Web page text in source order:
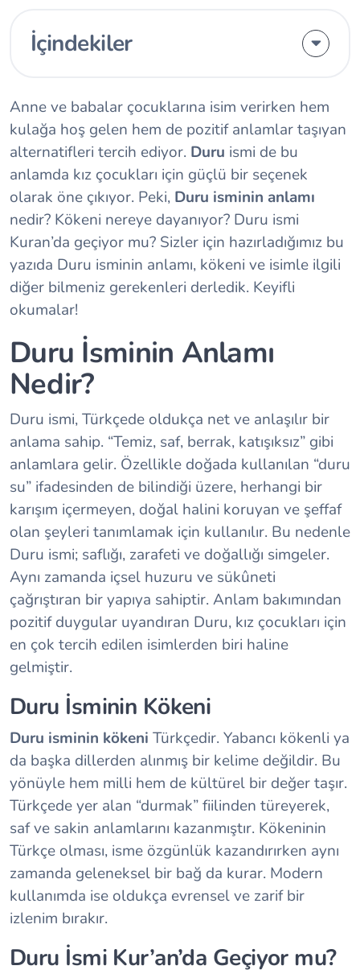
İçindekiler
Anne ve babalar çocuklarına isim verirken hem
kulağa hoş gelen hem de pozitif anlamlar taşıyan
alternatifleri tercih ediyor. Duru ismi de bu
anlamda kız çocukları için güçlü bir seçenek
olarak öne çıkıyor. Peki, Duru isminin anlamı
nedir? Kökeni nereye dayanıyor? Duru ismi
Kuran’da geçiyor mu? Sizler için hazırladığımız bu
yazıda Duru isminin anlamı, kökeni ve isimle ilgili
diğer bilmeniz gerekenleri derledik. Keyifli
okumalar!
Duru İsminin Anlamı
Nedir?
Duru ismi, Türkçede oldukça net ve anlaşılır bir
anlama sahip. “Temiz, saf, berrak, katışıksız” gibi
anlamlara gelir. Özellikle doğada kullanılan “duru
su” ifadesinden de bilindiği üzere, herhangi bir
karışım içermeyen, doğal halini koruyan ve şeffaf
olan şeyleri tanımlamak için kullanılır. Bu nedenle
Duru ismi; saflığı, zarafeti ve doğallığı simgeler.
Aynı zamanda içsel huzuru ve sükûneti
çağrıştıran bir yapıya sahiptir. Anlam bakımından
pozitif duygular uyandıran Duru, kız çocukları için
en çok tercih edilen isimlerden biri haline
gelmiştir.
Duru İsminin Kökeni
Duru isminin kökeni Türkçedir. Yabancı kökenli ya
da başka dillerden alınmış bir kelime değildir. Bu
yönüyle hem milli hem de kültürel bir değer taşır.
Türkçede yer alan “durmak” fiilinden türeyerek,
saf ve sakin anlamlarını kazanmıştır. Kökeninin
Türkçe olması, isme özgünlük kazandırırken aynı
zamanda geleneksel bir bağ da kurar. Modern
kullanımda ise oldukça evrensel ve zarif bir
izlenim bırakır.
Duru İsmi Kur’an’da Geçiyor mu?